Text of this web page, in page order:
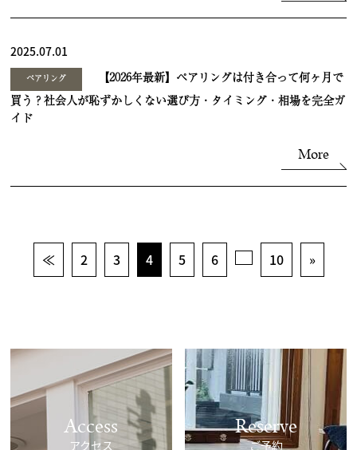
2025.07.01
ペアリング
【2026年最新】ペアリングは付き合って何ヶ月で
買う？社会人が恥ずかしくない選び方・タイミング・相場を完全ガ
イド
More
≪ 2 3 4 5 6 10 »
Access
アクセス
Reserve
ご予約